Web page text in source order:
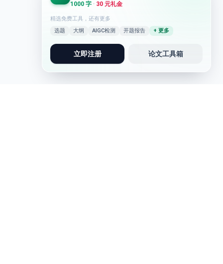
1000 字 · 30 元礼金
精选免费工具，还有更多
选题
大纲 AIGC检测 开题报告 + 更多
立即注册 论文工具箱